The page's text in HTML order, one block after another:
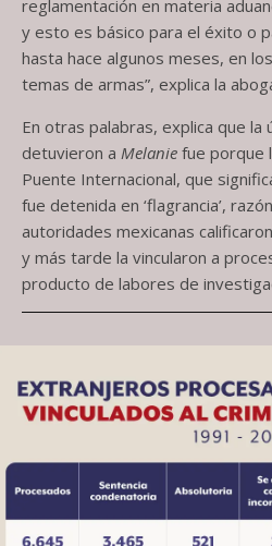
reglamentación en materia
y esto es básico para el éxito o
hasta hace algunos meses, en
temas de armas”, explica la
En otras palabras, explica que la
detuvieron a Melanie fue porque
Puente Internacional, que
fue detenida en ‘flagrancia’,
autoridades mexicanas
y más tarde la vincularon a
producto de labores de